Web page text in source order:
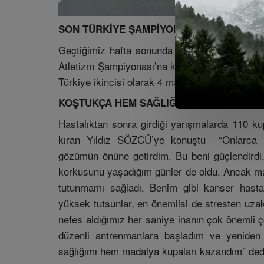
SON TÜRKİYE ŞAMPİYONASINDA YİNE
Geçtiğimiz hafta sonunda İstanbul Ataköy
Atletizm Şampiyonası’na katılan Yıldız
Türkiye ikincisi olarak 4 madalya kazandı.
KOŞTUKÇA HEM SAĞLIĞIMI HEM
Hastalıktan sonra girdiği yarışmalarda 110
kıran Yıldız SÖZCÜ’ye konuştu
gözümün önüne getirdim. Bu beni
korkusunu yaşadığım günler de oldu. Ancak
tutunmamı sağladı. Benim gibi kanser
yüksek tutsunlar, en önemlisi de stresten
nefes aldığımız her saniye inanın çok
düzenli antrenmanlara başladım ve
sağlığımı hem madalya kupaları kazandım”